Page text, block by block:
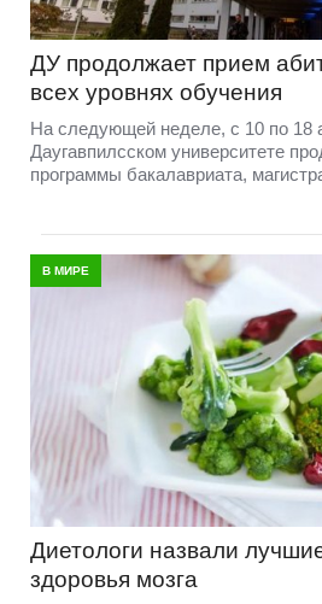
ДУ продолжает прием
всех уровнях обучения
На следующей неделе, с 10 по 18
Даугавпилсском университете
программы бакалавриата,
В МИРЕ
Диетологи назвали
здоровья мозга